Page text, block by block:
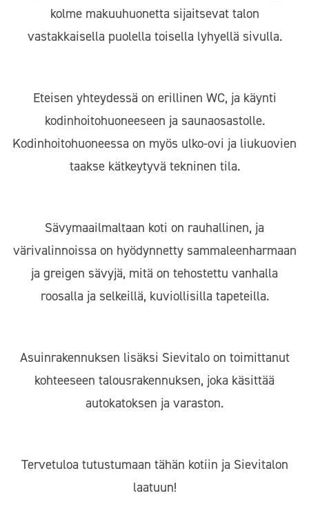
kolme makuuhuonetta sijaitsevat talon
vastakkaisella puolella toisella lyhyellä sivulla.
Eteisen yhteydessä on erillinen WC, ja käynti
kodinhoitohuoneeseen ja saunaosastolle.
Kodinhoitohuoneessa on myös ulko-ovi ja liukuovien
taakse kätkeytyvä tekninen tila.
Sävymaailmaltaan koti on rauhallinen, ja
värivalinnoissa on hyödynnetty sammaleenharmaan
ja greigen sävyjä, mitä on tehostettu vanhalla
roosalla ja selkeillä, kuviollisilla tapeteilla.
Asuinrakennuksen lisäksi Sievitalo on toimittanut
kohteeseen talousrakennuksen, joka käsittää
autokatoksen ja varaston.
Tervetuloa tutustumaan tähän kotiin ja Sievitalon
laatuun!